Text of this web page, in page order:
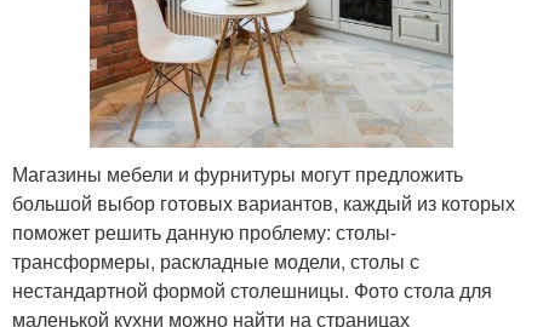
Магазины мебели и фурнитуры могут предложить
большой выбор готовых вариантов, каждый из которых
поможет решить данную проблему: столы-
трансформеры, раскладные модели, столы с
нестандартной формой столешницы. Фото стола для
маленькой кухни можно найти на страницах